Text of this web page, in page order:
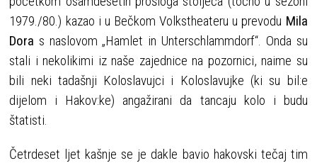
1979./80.) kazao i u Bečkom Volkstheateru u prevodu Mila
Dora s naslovom „Hamlet in Unterschlammdorf“. Onda su
stali i nekolikimi iz naše zajednice na pozornici, naime su
bili neki tadašnji Koloslavujci i Koloslavujke (ki su bil:e
dijelom i Hakov:ke) angažirani da tancaju kolo i budu
štatisti.
Četrdeset ljet kašnje se je dakle bavio hakovski tečaj tim